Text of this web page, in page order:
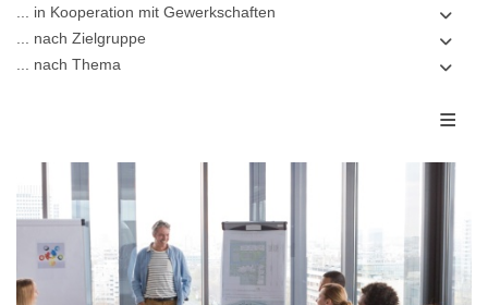
... in Kooperation mit Gewerkschaften
... nach Zielgruppe
... nach Thema